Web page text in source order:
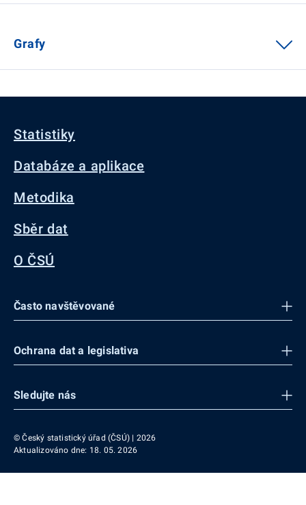
Grafy
Statistiky
Databáze a aplikace
Metodika
Sběr dat
O ČSÚ
Často navštěvované
Ochrana dat a legislativa
Sledujte nás
© Český statistický úřad (ČSÚ) | 2026
Aktualizováno dne: 18. 05. 2026